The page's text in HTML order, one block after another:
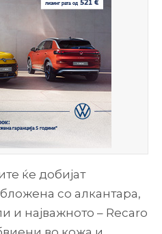
ќе добијат
со алкантара,
и најважното – Recaro